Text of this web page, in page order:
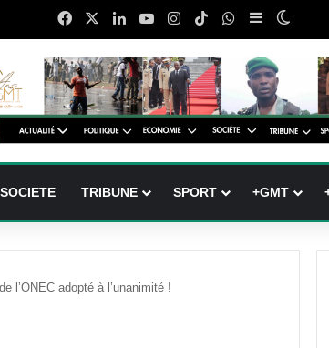
FacebookLinkedinYouTubeInstagram
TikTokWhatsApp
Sidebar
SOCIETE TRIBUNE SPORT +GMT
l’ONEC adopté à l’unanimité !